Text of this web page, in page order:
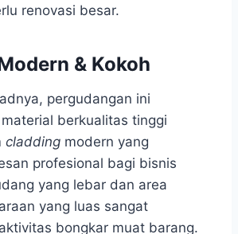
renovasi besar.
& Kokoh
pergudangan ini
berkualitas tinggi
cladding modern yang
profesional bagi bisnis
yang lebar dan area
yang luas sangat
bongkar muat barang.